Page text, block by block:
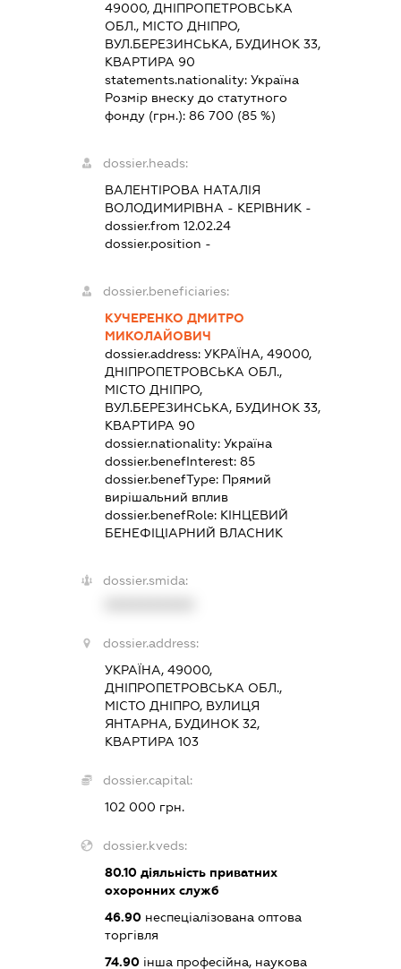
49000, ДНІПРОПЕТРОВСЬКА
ОБЛ., МІСТО ДНІПРО,
ВУЛ.БЕРЕЗИНСЬКА, БУДИНОК 33,
КВАРТИРА 90
statements.nationality:Україна
Розмір внеску до статутного
фонду (грн.):86 700 (85 %)
dossier.heads:
ВАЛЕНТІРОВА НАТАЛІЯ
ВОЛОДИМИРІВНА - КЕРІВНИК -
dossier.from 12.02.24
dossier.position -
dossier.beneficiaries:
КУЧЕРЕНКО ДМИТРО
МИКОЛАЙОВИЧ
dossier.address:УКРАЇНА, 49000,
ДНІПРОПЕТРОВСЬКА ОБЛ.,
МІСТО ДНІПРО,
ВУЛ.БЕРЕЗИНСЬКА, БУДИНОК 33,
КВАРТИРА 90
dossier.nationality:Україна
dossier.benefInterest:85
dossier.benefType: Прямий
вирішальний вплив
dossier.benefRole: КІНЦЕВИЙ
БЕНЕФІЦІАРНИЙ ВЛАСНИК
dossier.smida:
dossier.address:
УКРАЇНА, 49000,
ДНІПРОПЕТРОВСЬКА ОБЛ.,
МІСТО ДНІПРО, ВУЛИЦЯ
ЯНТАРНА, БУДИНОК 32,
КВАРТИРА 103
dossier.capital:
102 000 грн.
dossier.kveds:
80.10 діяльність приватних
охоронних служб
46.90 неспеціалізована оптова
торгівля
74.90 інша професійна, наукова